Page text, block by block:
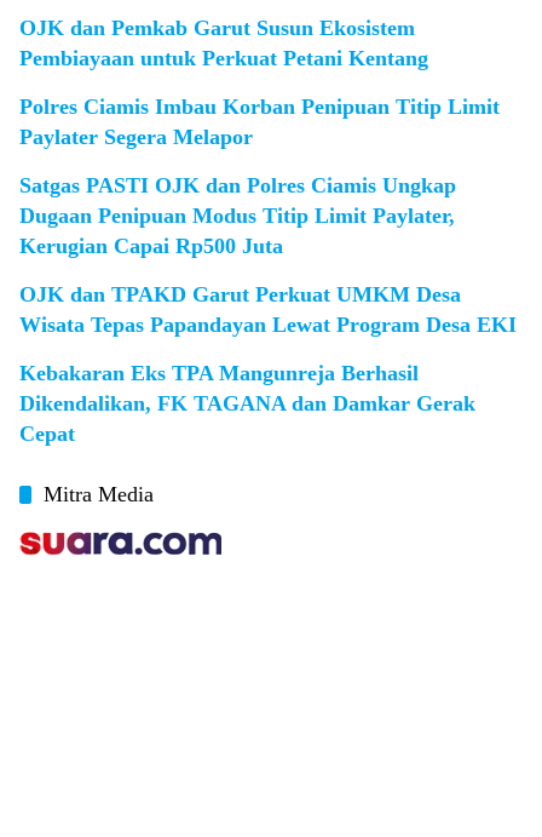
OJK dan Pemkab Garut Susun Ekosistem
Pembiayaan untuk Perkuat Petani Kentang
Polres Ciamis Imbau Korban Penipuan Titip Limit
Paylater Segera Melapor
Satgas PASTI OJK dan Polres Ciamis Ungkap
Dugaan Penipuan Modus Titip Limit Paylater,
Kerugian Capai Rp500 Juta
OJK dan TPAKD Garut Perkuat UMKM Desa
Wisata Tepas Papandayan Lewat Program Desa EKI
Kebakaran Eks TPA Mangunreja Berhasil
Dikendalikan, FK TAGANA dan Damkar Gerak
Cepat
Mitra Media